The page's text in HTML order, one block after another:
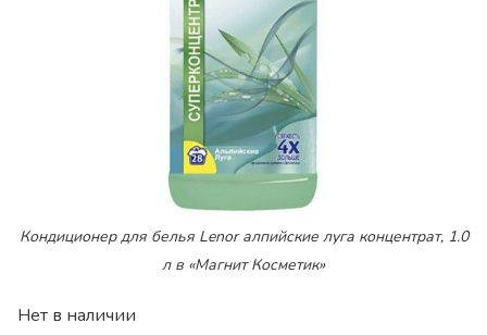
Кондиционер для белья Lenor алпийские луга концентрат, 1.0
л в «Магнит Косметик»
Нет в наличии